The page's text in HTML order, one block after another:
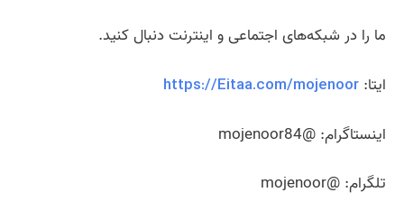
ما را در شبکه‌های اجتماعی و اینترنت دنبال کنید.
ایتا: https://Eitaa.com/mojenoor
اینستاگرام: @mojenoor84
تلگرام: @mojenoor